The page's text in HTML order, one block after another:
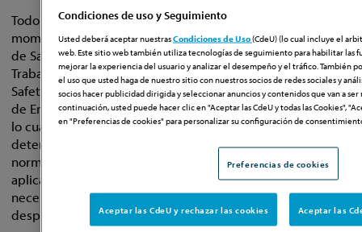
Todo el mundo debe respirar profundo y relajarse. En estos
momentos no se exige nada. Se espera que la
de Salud y Seguridad Ocupacional del Departamento del
Trabajo (“OSHA” por “Department of Labor’s Occupational
Safety and Health Administration”) emita una Norma
de Emergencia (“ETS” por “Emergency Temporary
lo cual (con suerte) ayudará a los empleadores aplicables a
determinar qué es obligatorio y cuándo. Prevemos que esa
norma temporal de emergencia va a exigir a los
aplicables que den tiempo libre para el tiempo que sea
necesario para que los empleados se vacunen o se
después de recibir la vacuna.
Condiciones de uso y Seguimiento
Usted deberá aceptar nuestrasCondiciones de Uso(CdeU) (lo cual incluye el
web. Este sitio web también utiliza tecnologías de seguimiento para habilitar las
mejorar la experiencia del usuario y analizar el desempeño y el tráfico. También
el uso que usted haga de nuestro sitio con nuestros socios de redes sociales y
socios hacer publicidad dirigida y seleccionar anuncios y contenidos que van a ser
continuación, usted puede hacer clic en "Aceptar las CdeU y todas las Cookies",
en "Preferencias de cookies" para personalizar su configuración de
Preferencias de cookies
Aceptar las CdeU y rechazar las cookies